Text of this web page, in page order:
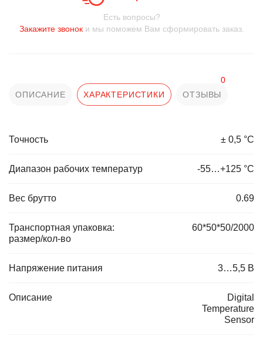
Есть вопросы?
Закажите звоноки мы поможем Вам сформировать заказ.
ОПИСАНИЕ ХАРАКТЕРИСТИКИ ОТЗЫВЫ
0
Точность ± 0,5 °С
Диапазон рабочих температур -55…+125 °С
Вес брутто 0.69
Транспортная упаковка:
размер/кол-во
60*50*50/2000
Напряжение питания 3…5,5 В
Описание
Digital
Temperature
Sensor